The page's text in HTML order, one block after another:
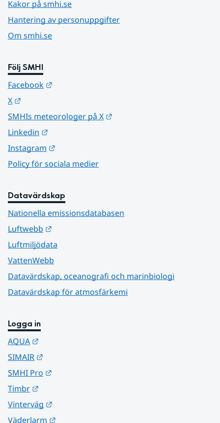
Kakor på smhi.se
Hantering av personuppgifter
Om smhi.se
Följ SMHI
Facebook
X
SMHIs meteorologer på X
Linkedin
Instagram
Policy för sociala medier
Datavärdskap
Nationella emissionsdatabasen
Luftwebb
Luftmiljödata
VattenWebb
Datavärdskap, oceanografi och marinbiologi
Datavärdskap för atmosfärkemi
Logga in
AQUA
SIMAIR
SMHI Pro
Timbr
Vinterväg
Väderlarm